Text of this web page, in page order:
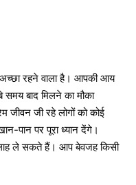
रहने वाला है। आपकी आय
बाद मिलने का मौका
जी रहे लोगों को कोई
पान पर पूरा ध्यान देंगे।
ले सकते हैं। आप बेवजह किसी